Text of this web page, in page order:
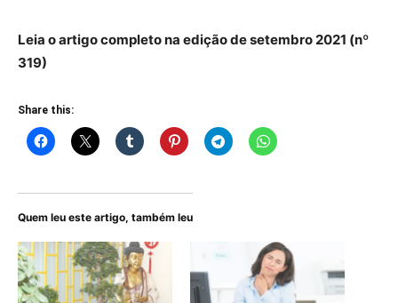
Leia o artigo completo na edição de setembro 2021 (nº
319)
Share this:
Quem leu este artigo, também leu